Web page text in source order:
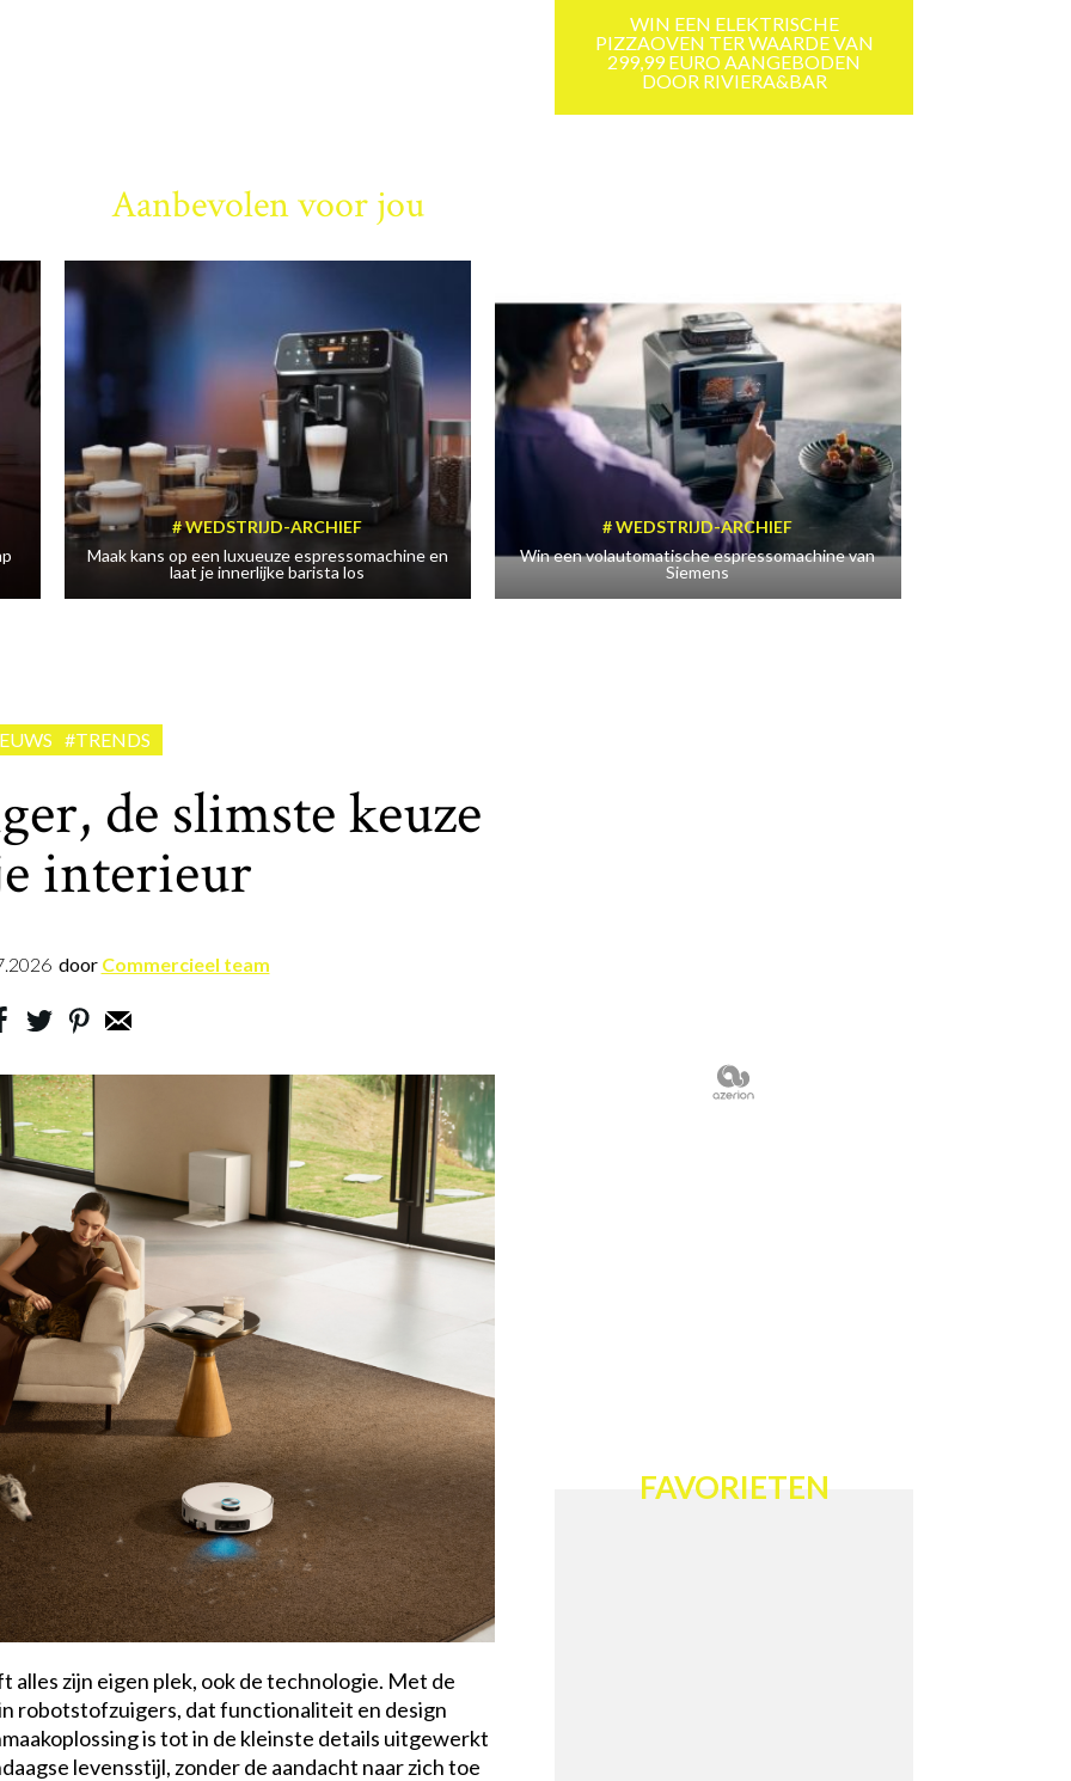
WIN EEN ELEKTRISCHE
PIZZAOVEN TER WAARDE VAN
299,99 EURO AANGEBODEN
DOOR RIVIERA&BAR
Aanbevolen voor jou
WEDSTRIJD-ARCHIEF
Maak kans op een luxueuze espressomachine en
laat je innerlijke barista los
WEDSTRIJD-ARCHIEF
Win een volautomatische espressomachine van
Siemens
#TRENDS
de slimste keuze
interieur
door Commercieel team
zijn eigen plek, ook de technologie. Met de
robotstofzuigers, dat functionaliteit en design
is tot in de kleinste details uitgewerkt
levensstijl, zonder de aandacht naar zich toe
FAVORIETEN